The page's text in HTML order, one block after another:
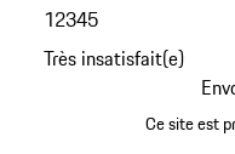
Très insatisfait(e)
12345
Ce site est